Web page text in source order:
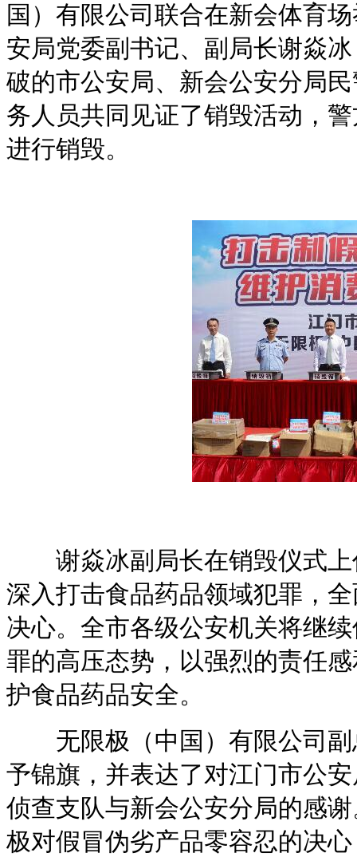
国）有限公司联合在新会体育
安局党委副书记、副局长谢焱
破的市公安局、新会公安分局
务人员共同见证了销毁活动，
进行销毁。
谢焱冰副局长在销毁仪式上
深入打击食品药品领域犯罪，
决心。全市各级公安机关将继
罪的高压态势，以强烈的责任
护食品药品安全。
无限极（中国）有限公司副
予锦旗，并表达了对江门市公
侦查支队与新会公安分局的感
极对假冒伪劣产品零容忍的决